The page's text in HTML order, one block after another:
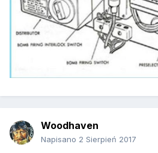
Woodhaven
Napisano 2 Sierpień 2017